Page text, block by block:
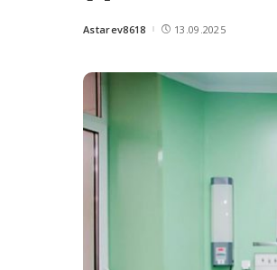
Posted
Astarev8618 13.09.2025